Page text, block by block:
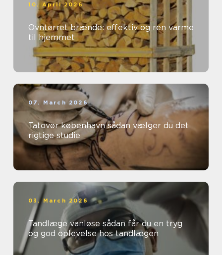
10. April 2026
Ovntørret brænde: effektiv og ren varme
til hjemmet
07. March 2026
Tatovør københavn sådan vælger du det
rigtige studie
03. March 2026
Tandlæge vanløse sådan får du en tryg
og god oplevelse hos tandlægen